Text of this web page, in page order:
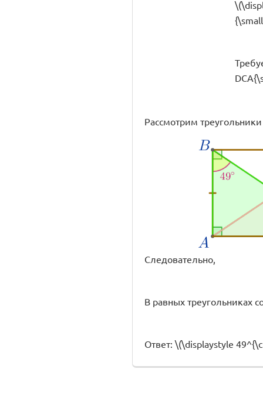
Рассмотрим
Следовательно,
В равных треугольниках
Ответ: \(\displaystyle